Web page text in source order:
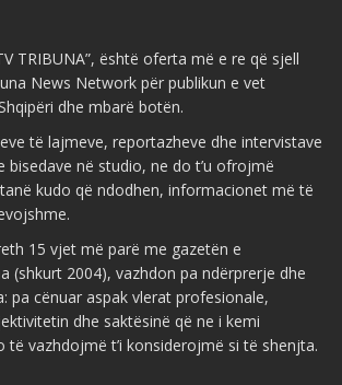
TRIBUNA”, është oferta më e re që sjell
News Network për publikun e vet
dhe mbarë botën.
të lajmeve, reportazheve dhe intervistave
bisedave në studio, ne do t’u ofrojmë
kudo që ndodhen, informacionet më të
15 vjet më parë me gazetën e
(shkurt 2004), vazhdon pa ndërprerje dhe
pa cënuar aspak vlerat profesionale,
dhe saktësinë që ne i kemi
të vazhdojmë t’i konsiderojmë si të shenjta.